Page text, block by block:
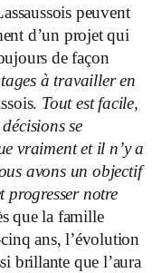
peuvent
d’un projet qui
de façon
à travailler en
Tout est facile,
se
vraiment et il n’y a
avons un objectif
progresser notre
que la famille
ans, l’évolution
brillante que l’aura